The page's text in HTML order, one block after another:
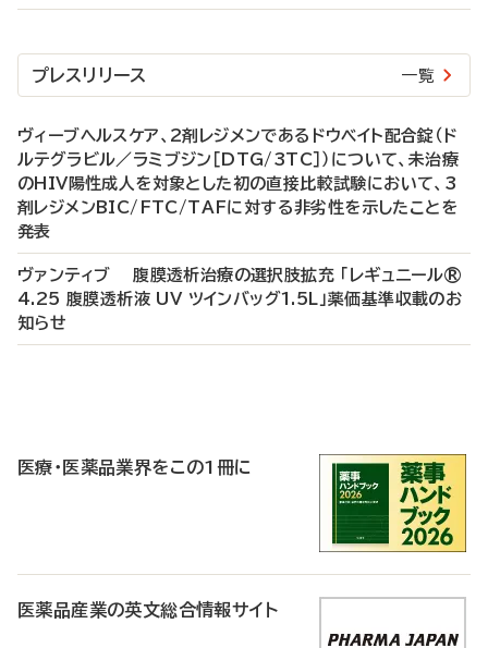
プレスリリース 一覧
ヴィーブヘルスケア、2剤レジメンであるドウベイト配合錠（ド
ルテグラビル／ラミブジン［DTG/3TC］）について、未治療
のHIV陽性成人を対象とした初の直接比較試験において、3
剤レジメンBIC/FTC/TAFに対する非劣性を示したことを
発表
ヴァンティブ 腹膜透析治療の選択肢拡充 「レギュニール®
4.25 腹膜透析液 UV ツインバッグ1.5L」薬価基準収載のお
知らせ
医療・医薬品業界をこの1冊に
医薬品産業の英文総合情報サイト